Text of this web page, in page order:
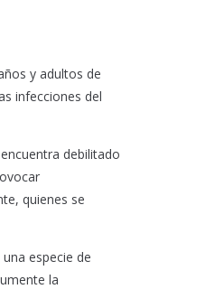
y adultos de
infecciones del
debilitado
quienes se
especie de
la